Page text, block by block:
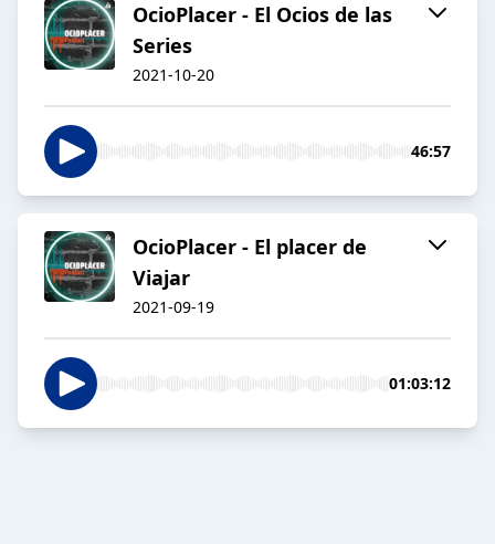
OcioPlacer - El Ocios de las
Series
2021-10-20
46:57
OcioPlacer - El placer de
Viajar
2021-09-19
01:03:12